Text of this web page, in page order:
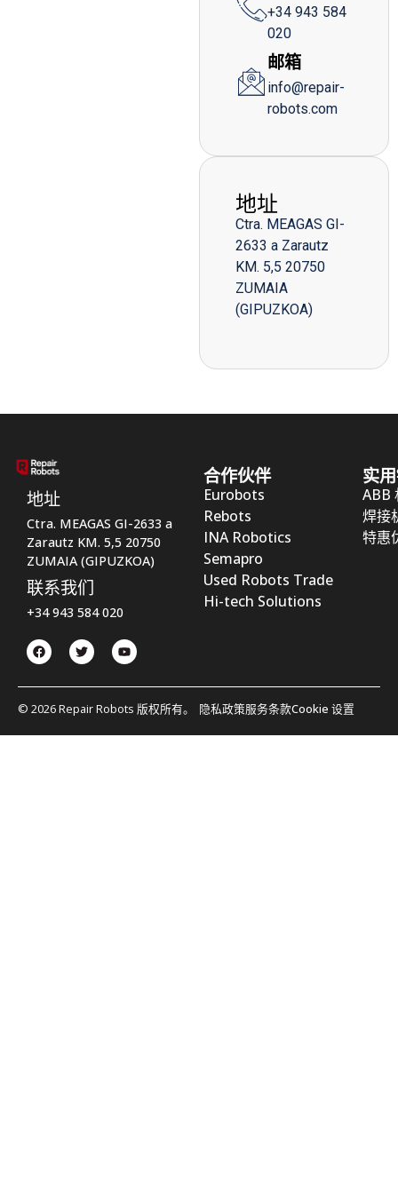
+34 943 584
020
邮箱
info@repair-
robots.com
地址
Ctra. MEAGAS GI-
2633 a Zarautz
KM. 5,5 20750
ZUMAIA
(GIPUZKOA)
地址
Ctra. MEAGAS GI-2633 a
Zarautz KM. 5,5 20750
ZUMAIA (GIPUZKOA)
联系我们
+34 943 584 020
合作伙伴
Eurobots
Rebots
INA Robotics
Semapro
Used Robots Trade
Hi-tech Solutions
实
ABB
焊接
特惠
© 2026 Repair Robots 版权所有。 隐私政策服务条款Cookie 设置